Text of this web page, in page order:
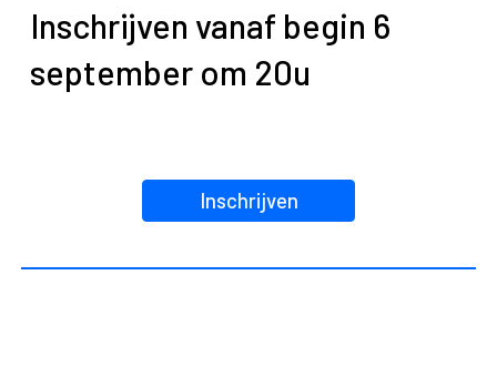
Inschrijven vanaf begin 6
september om 20u
Inschrijven